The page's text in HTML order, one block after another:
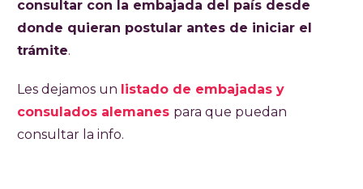
consultar con la embajada del país desde
donde quieran postular antes de iniciar el
trámite.
Les dejamos un listado de embajadas y
consulados alemanes para que puedan
consultar la info.